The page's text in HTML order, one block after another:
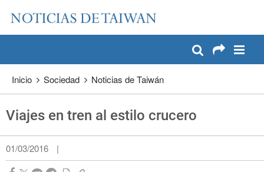
Pase a contenido principal
Inicio Sociedad Noticias de Taiwán
Viajes en tren al estilo crucero
01/03/2016 |